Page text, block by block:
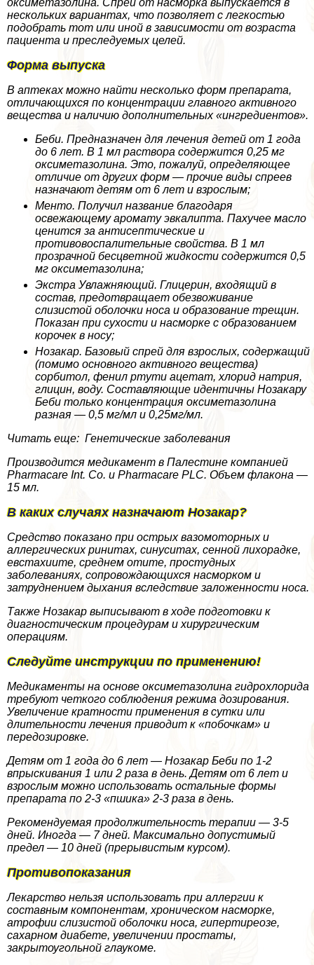
оксиметазолина. Спрей от насморка выпускается в
нескольких вариантах, что позволяет с легкостью
подобрать тот или иной в зависимости от возраста
пациента и преследуемых целей.
Форма выпуска
В аптеках можно найти несколько форм препарата,
отличающихся по концентрации главного активного
вещества и наличию дополнительных «ингредиентов».
Беби. Предназначен для лечения детей от 1 года
до 6 лет. В 1 мл раствора содержится 0,25 мг
оксиметазолина. Это, пожалуй, определяющее
отличие от других форм — прочие виды спреев
назначают детям от 6 лет и взрослым;
Менто. Получил название благодаря
освежающему аромату эвкалипта. Пахучее масло
ценится за антисептические и
противовоспалительные свойства. В 1 мл
прозрачной бесцветной жидкости содержится 0,5
мг оксиметазолина;
Экстра Увлажняющий. Глицерин, входящий в
состав, предотвращает обезвоживание
слизистой оболочки носа и образование трещин.
Показан при сухости и насморке с образованием
корочек в носу;
Нозакар. Базовый спрей для взрослых, содержащий
(помимо основного активного вещества)
сорбитол, фенил ртути ацетат, хлорид натрия,
глицин, воду. Составляющие идентичны Нозакару
Беби только концентрация оксиметазолина
разная — 0,5 мг/мл и 0,25мг/мл.
Читать еще: Генетические заболевания
Производится медикамент в Палестине компанией
Pharmacare Int. Co. и Pharmacare PLC. Объем флакона —
15 мл.
В каких случаях назначают Нозакар?
Средство показано при острых вазомоторных и
аллергических ринитах, синуситах, сенной лихорадке,
евстахиите, среднем отите, простудных
заболеваниях, сопровождающихся насморком и
затруднением дыхания вследствие заложенности носа.
Также Нозакар выписывают в ходе подготовки к
диагностическим процедypaм и хирургическим
операциям.
Следуйте инструкции по применению!
Медикаменты на основе оксиметазолина гидрохлорида
требуют четкого соблюдения режима дозирования.
Увеличение кратности применения в сутки или
длительности лечения приводит к «побочкам» и
передозировке.
Детям от 1 года до 6 лет — Нозакар Беби по 1-2
впрыскивания 1 или 2 раза в день. Детям от 6 лет и
взрослым можно использовать остальные формы
препарата по 2-3 «пшика» 2-3 раза в день.
Рекомендуемая продолжительность терапии — 3-5
дней. Иногда — 7 дней. Максимально допустимый
предел — 10 дней (прерывистым курсом).
Противопоказания
Лекарство нельзя использовать при аллергии к
составным компонентам, хроническом насморке,
атрофии слизистой оболочки носа, гипертиреозе,
сахарном диабете, увеличении простаты,
закрытоугольной глаукоме.